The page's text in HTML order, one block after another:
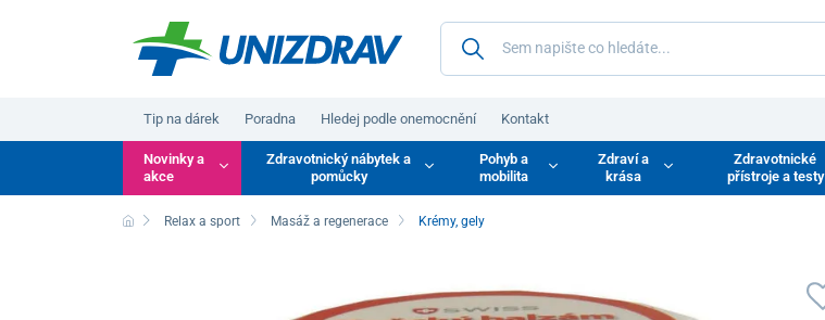
Tip na dárek Poradna Hledej podle onemocnění Kontakt
Novinky a
akce
Zdravotnický nábytek a
pomůcky
Pohyb a
mobilita
Zdraví a
krása
Zdravotnické
přístroje a testy
Relax a sport Masáž a regenerace Krémy, gely